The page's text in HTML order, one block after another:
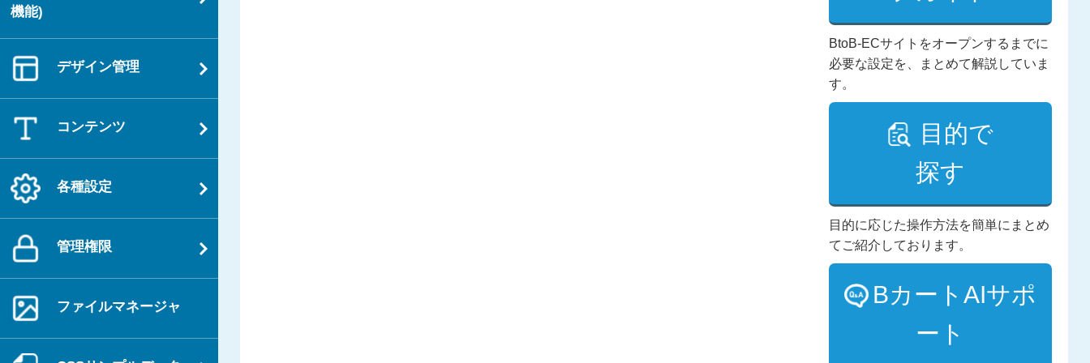
機能)
デザイン管理
コンテンツ
各種設定
管理権限
ファイルマネージャ
BtoB-ECサイトをオープンするまでに
必要な設定を、まとめて解説していま
す。
目的で
探す
目的に応じた操作方法を簡単にまとめ
てご紹介しております。
BカートAIサポ
ート